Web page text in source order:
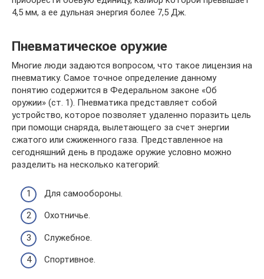
4,5 мм, а ее дульная энергия более 7,5 Дж.
Пневматическое оружие
Многие люди задаются вопросом, что такое лицензия на
пневматику. Самое точное определение данному
понятию содержится в Федеральном законе «Об
оружии» (ст. 1). Пневматика представляет собой
устройство, которое позволяет удаленно поразить цель
при помощи снаряда, вылетающего за счет энергии
сжатого или сжиженного газа. Представленное на
сегодняшний день в продаже оружие условно можно
разделить на несколько категорий:
Для самообороны.
Охотничье.
Служебное.
Спортивное.